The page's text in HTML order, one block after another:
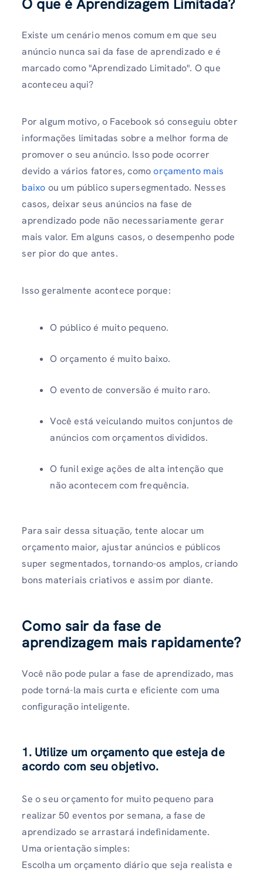
Existe um cenário menos comum em que seu
anúncio nunca sai da fase de aprendizado e é
marcado como "Aprendizado Limitado". O que
aconteceu aqui?
Por algum motivo, o Facebook só conseguiu obter
informações limitadas sobre a melhor forma de
promover o seu anúncio. Isso pode ocorrer
devido a vários fatores, comoorçamento mais
baixo ou um público supersegmentado. Nesses
casos, deixar seus anúncios na fase de
aprendizado pode não necessariamente gerar
mais valor. Em alguns casos, o desempenho pode
ser pior do que antes.
Isso geralmente acontece porque:
O público é muito pequeno.
O orçamento é muito baixo.
O evento de conversão é muito raro.
Você está veiculando muitos conjuntos de
anúncios com orçamentos divididos.
O funil exige ações de alta intenção que
não acontecem com frequência.
Para sair dessa situação, tente alocar um
orçamento maior, ajustar anúncios e públicos
super segmentados, tornando-os amplos, criando
bons materiais criativos e assim por diante.
Como sair da fase de
aprendizagem mais rapidamente?
Você não pode pular a fase de aprendizado, mas
pode torná-la mais curta e eficiente com uma
configuração inteligente.
1. Utilize um orçamento que esteja de
acordo com seu objetivo.
Se o seu orçamento for muito pequeno para
realizar 50 eventos por semana, a fase de
aprendizado se arrastará indefinidamente.
Uma orientação simples:
Escolha um orçamento diário que seja realista e